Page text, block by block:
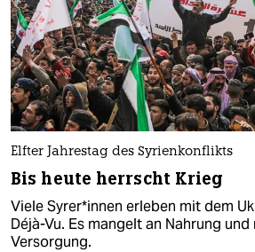
Elfter Jahrestag des Syrienkonflikts
Bis heute herrscht Krieg
Viele Sy­re­r*in­nen erleben mit dem
Déjà-Vu. Es mangelt an Nahrung
Versorgung.